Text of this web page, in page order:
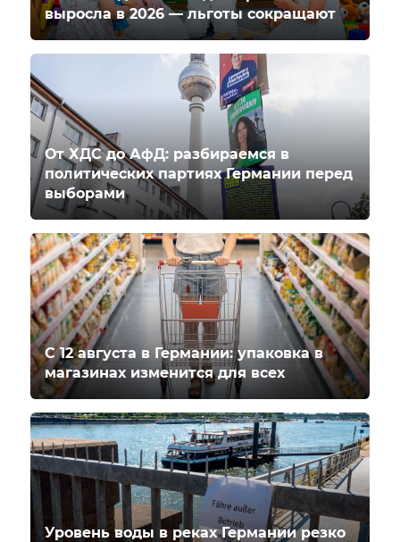
выросла в 2026 — льготы сокращают
От ХДС до АфД: разбираемся в
политических партиях Германии перед
выборами
С 12 августа в Германии: упаковка в
магазинах изменится для всех
Уровень воды в реках Германии резко